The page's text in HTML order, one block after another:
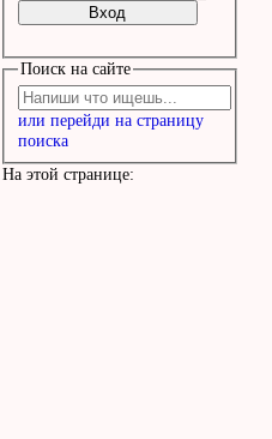
Поиск на сайте
или перейди на страницу
поиска
На этой странице: